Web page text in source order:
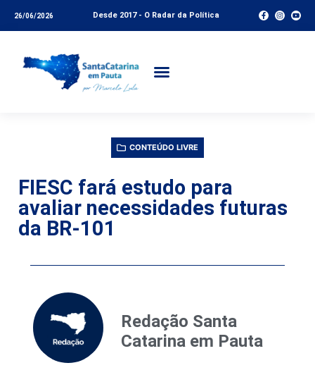
26/06/2026 Desde 2017 - O Radar da Política
CONTEÚDO LIVRE
FIESC fará estudo para
avaliar necessidades futuras
da BR-101
Redação Santa
Catarina em Pauta